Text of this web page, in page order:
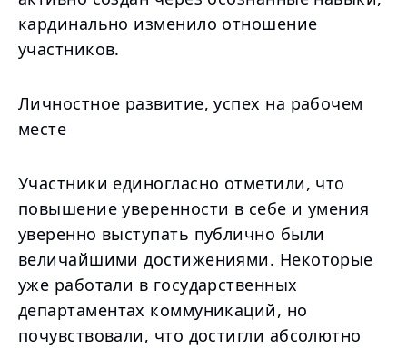
кардинально изменило отношение
участников.
Личностное развитие, успех на рабочем
месте
Участники единогласно отметили, что
повышение уверенности в себе и умения
уверенно выступать публично были
величайшими достижениями. Некоторые
уже работали в государственных
департаментах коммуникаций, но
почувствовали, что достигли абсолютно